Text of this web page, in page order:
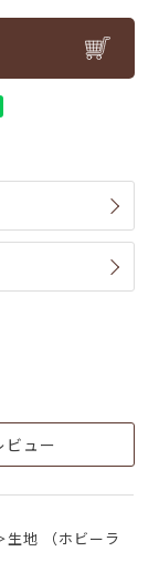
ビュー
生地 （ホビーラ